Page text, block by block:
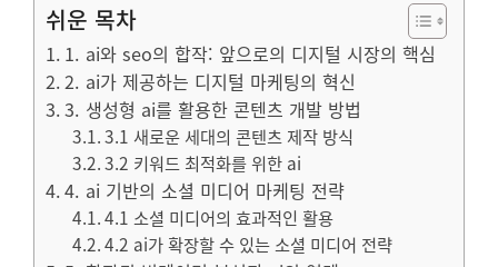
쉬운 목차
1. ai와 seo의 합작: 앞으로의 디지털 시장의 핵심
2. ai가 제공하는 디지털 마케팅의 혁신
3. 생성형 ai를 활용한 콘텐츠 개발 방법
3.1 새로운 세대의 콘텐츠 제작 방식
3.2 키워드 최적화를 위한 ai
4. ai 기반의 소셜 미디어 마케팅 전략
4.1 소셜 미디어의 효과적인 활용
4.2 ai가 확장할 수 있는 소셜 미디어 전략